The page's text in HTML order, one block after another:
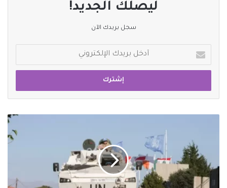
ليصلك الجديد!
سجل بريدك الآن
بريدك
الإلكتروني
قنابل
قرب
قوات